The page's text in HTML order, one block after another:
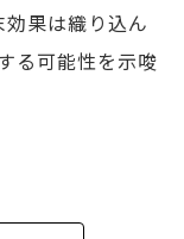
果は織り込ん
る可能性を示唆